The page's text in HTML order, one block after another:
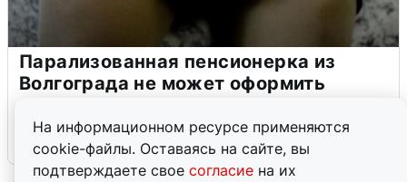
На информационном ресурсе применяются
cookie-файлы. Оставаясь на сайте, вы
подтверждаете свое согласие на их
Парализованная пенсионерка из
Волгограда не может оформить
6 августа 0